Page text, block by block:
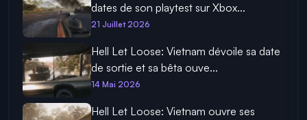
dates de son playtest sur Xbox...
21 Juillet 2026
Hell Let Loose: Vietnam dévoile sa date
de sortie et sa bêta ouve...
14 Mai 2026
Hell Let Loose: Vietnam ouvre ses